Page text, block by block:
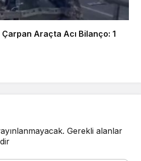
Çarpan Araçta Acı Bilanço: 1
Gerekli alanlar